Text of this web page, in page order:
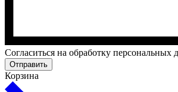
Cогласиться на обработку персональных
Отправить
Корзина